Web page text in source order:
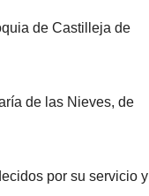
de Castilleja de
de las Nieves, de
por su servicio y